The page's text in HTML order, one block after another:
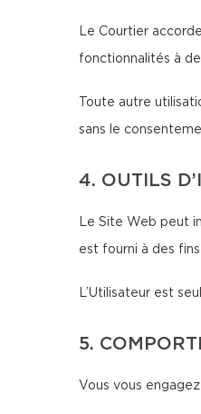
Le Courtier
fonctionnalités à
Toute autre
sans le
4. OUTILS
Le Site Web peut
est fourni à des
L’Utilisateur est
5.
Vous vous